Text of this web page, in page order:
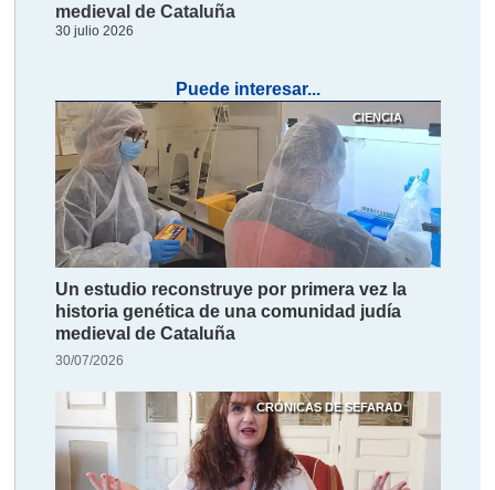
medieval de Cataluña
30 julio 2026
Puede interesar...
CIENCIA
Un estudio reconstruye por primera vez la
historia genética de una comunidad judía
medieval de Cataluña
30/07/2026
CRÓNICAS DE SEFARAD